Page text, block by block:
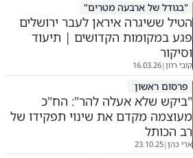
"בגודל של ארבעה מטרים"
הטיל ששיגרה איראן לעבר ירושלים
פגע במקומות הקדושים | תיעוד
וסיקור
קובי רוזן|
16.03.26
פרסום ראשון
"ביקש שלא אעלה להר": הח"כ
מעוצמה מקדם את שינוי תפקידו של
רב הכותל
ארי כהן|
23.10.25